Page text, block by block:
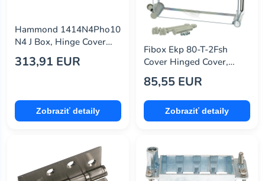
knipex(0)
laird (0)
marathon special products(1)
molex (2)
multicomp pro(4)
neutrik(1)
Hammond 1414N4Pho10
N4 J Box, Hinge Cover
W/panel,16X14X10,
Steel, Gray
313,91 EUR
Zobraziť detaily
Fibox Ekp 80-T-2Fsh
Cover Hinged Cover,
Trans, Pc,
280X380X80Mm
85,55 EUR
Zobraziť detaily